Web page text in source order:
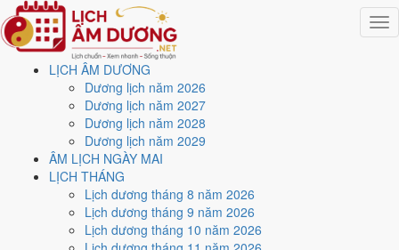
LỊCH ÂM DƯƠNG
Dương lịch năm 2026
Dương lịch năm 2027
Dương lịch năm 2028
Dương lịch năm 2029
ÂM LỊCH NGÀY MAI
LỊCH THÁNG
Lịch dương tháng 8 năm 2026
Lịch dương tháng 9 năm 2026
Lịch dương tháng 10 năm 2026
Trang chủ
Lịch năm 2027
Tháng 2/2027
Ngày 23/2/2027 (Quý Dậu)
Xem ngày23/2/2027
lịch - Ngày 18/1 âm lịch